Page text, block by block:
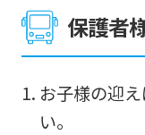
保護者
お子様の迎
い。